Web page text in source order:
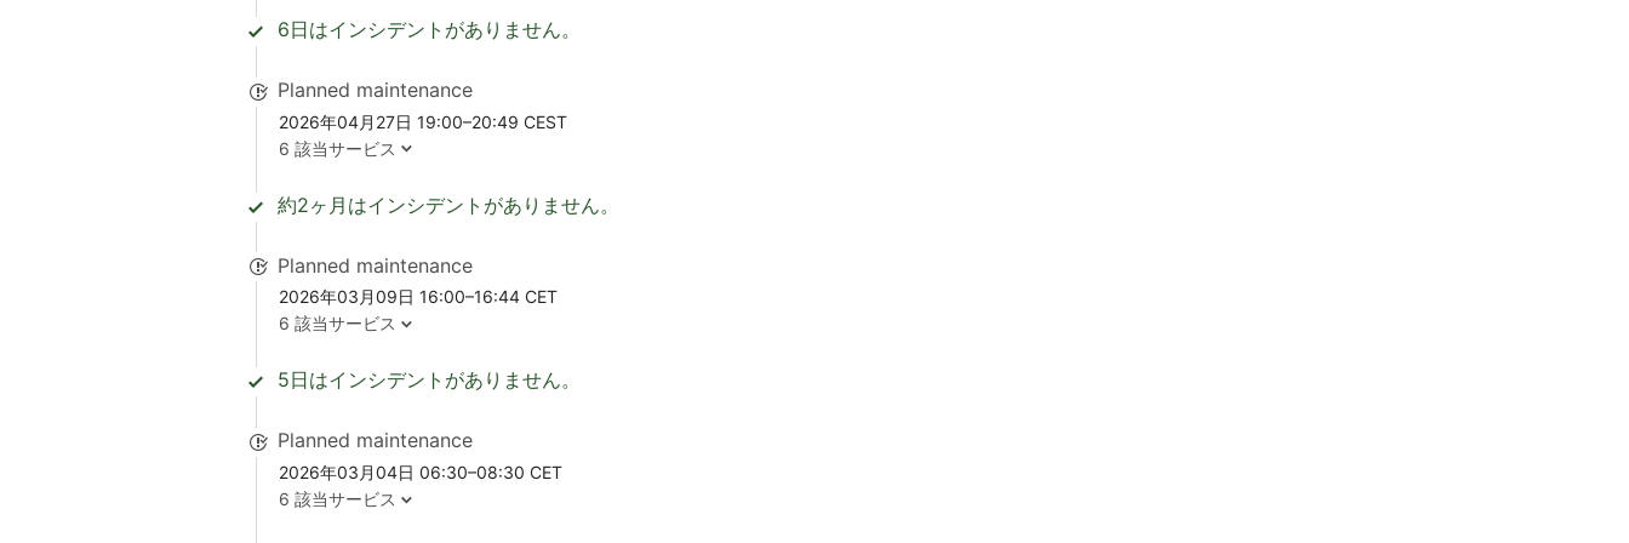
6日はインシデントがありません。
Planned maintenance
2026年04月27日 19:00–20:49 CEST
6 該当サービス
約2ヶ月はインシデントがありません。
Planned maintenance
2026年03月09日 16:00–16:44 CET
6 該当サービス
5日はインシデントがありません。
Planned maintenance
2026年03月04日 06:30–08:30 CET
6 該当サービス